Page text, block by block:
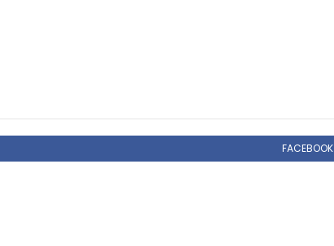
FACEBOOK